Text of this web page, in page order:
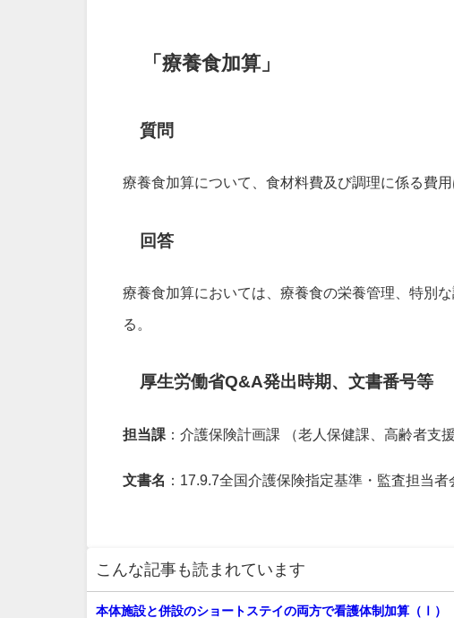
「療養食加算」
質問
療養食加算について、食材料費及び調理に係る費
回答
療養食加算においては、療養食の栄養管理、特別
る。
厚生労働省Q&A発出時期、文書番号等
担当課 ：介護保険計画課 （老人保健課、高齢者支
文書名 ：17.9.7全国介護保険指定基準・監査担当
こんな記事も読まれています
本体施設と併設のショートステイの両方で看護体制加算（Ⅰ）